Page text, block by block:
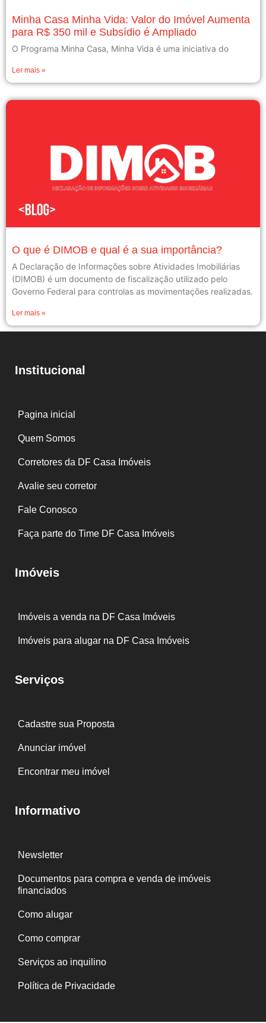
Minha Casa Minha Vida: Valor do Imóvel Aumenta
para R$ 350 mil e Subsídio é Ampliado
O Programa Minha Casa, Minha Vida é uma iniciativa do
Ler mais »
O que é DIMOB e qual é a sua importância?
A Declaração de Informações sobre Atividades Imobiliárias
(DIMOB) é um documento de fiscalização utilizado pelo
Governo Federal para controlas as movimentações realizadas.
Ler mais »
Institucional
Pagina inicial
Quem Somos
Corretores da DF Casa Imóveis
Avalie seu corretor
Fale Conosco
Faça parte do Time DF Casa Imóveis
Imóveis
Imóveis a venda na DF Casa Imóveis
Imóveis para alugar na DF Casa Imóveis
Serviços
Cadastre sua Proposta
Anunciar imóvel
Encontrar meu imóvel
Informativo
Newsletter
Documentos para compra e venda de imóveis
financiados
Como alugar
Como comprar
Serviços ao inquilino
Política de Privacidade